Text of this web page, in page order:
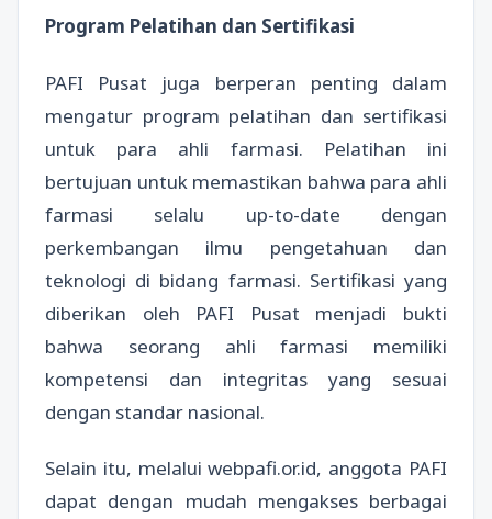
Program Pelatihan dan Sertifikasi
PAFI Pusat juga berperan penting dalam
mengatur program pelatihan dan sertifikasi
untuk para ahli farmasi. Pelatihan ini
bertujuan untuk memastikan bahwa para ahli
farmasi selalu up-to-date dengan
perkembangan ilmu pengetahuan dan
teknologi di bidang farmasi. Sertifikasi yang
diberikan oleh PAFI Pusat menjadi bukti
bahwa seorang ahli farmasi memiliki
kompetensi dan integritas yang sesuai
dengan standar nasional.
Selain itu, melalui webpafi.or.id, anggota PAFI
dapat dengan mudah mengakses berbagai